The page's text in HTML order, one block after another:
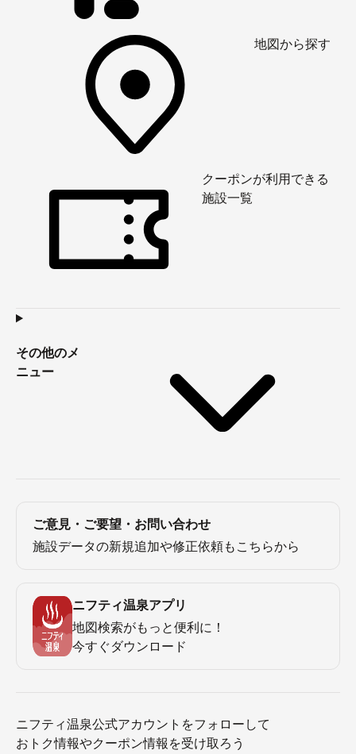
地図から探す
クーポンが利用できる
施設一覧
その他のメ
ニュー
ご意見・ご要望・お問い合わせ
施設データの新規追加や修正依頼もこちらから
ニフティ温泉アプリ
地図検索がもっと便利に！
今すぐダウンロード
ニフティ温泉公式アカウントをフォローして
おトク情報やクーポン情報を受け取ろう